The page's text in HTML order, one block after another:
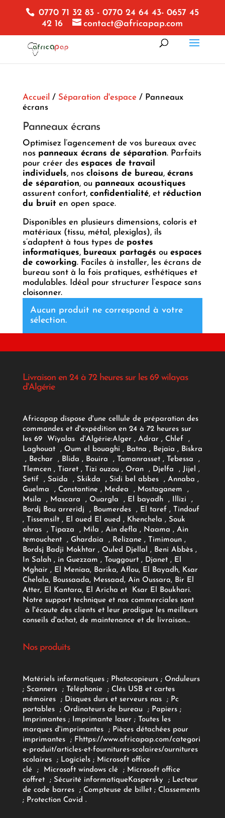
0770 71 32 83 - 0770 24 64 43- 0657 45
42 16
contact@africapap.com
Accueil / Séparation d'espace/ Panneaux
écrans
Panneaux écrans
Optimisez l’agencement de vos bureaux avec
nos panneaux écrans de séparation. Parfaits
pour créer des espaces de travail
individuels, nos cloisons de bureau, écrans
de séparation, ou panneaux acoustiques
assurent confort, confidentialité, et réduction
du bruiten open space.
Disponibles en plusieurs dimensions, coloris et
matériaux (tissu, métal, plexiglas), ils
s’adaptent à tous types de postes
informatiques, bureaux partagés ou espaces
de coworking. Faciles à installer, les écrans de
bureau sont à la fois pratiques, esthétiques et
modulables. Idéal pour structurer l’espace sans
cloisonner.
Aucun produit ne correspond à votre
sélection.
Livraison en 24 à 72 heures sur les 69 wilayas
d'Algérie
Africapap dispose d'une cellule de préparation des
commandes et d'expédition en 24 à 72 heures sur
les 69 Wiyalas d'Algérie:Alger , Adrar, Chlef ,
Laghouat , Oum el bouaghi , Batna , Bejaia , Biskra
, Bechar , Blida , Bouira , Tamanrasset , Tebessa ,
Tlemcen , Tiaret , Tizi ouzou , Oran , Djelfa , Jijel ,
Setif , Saida , Skikda , Sidi bel abbes , Annaba ,
Guelma , Constantine , Medea , Mostaganem ,
Msila , Mascara , Ouargla , El bayadh , Illizi ,
Bordj Bou arreridj , Boumerdes , El taref , Tindouf
, Tissemsilt , El oued El oued , Khenchela , Souk
ahras , Tipaza , Mila , Ain defla , Naama , Ain
temouchent , Ghardaia , Relizane , Timimoun ,
Bordsj Badji Mokhtar , Ouled Djellal , Beni Abbès ,
In Salah , in Guezzam , Touggourt , Djanet , El
Mghair , El Meniaa, Barika, Aflou, El Bayadh, Ksar
Chelala, Boussaada, Messaad, Ain Oussara, Bir El
Atter, El Kantara, El Aricha et Ksar El Boukhari.
Notre support technique et nos commerciales sont
à l'écoute des clients et leur prodigue les meilleurs
conseils d'achat, de maintenance et de livraison...
Nos produits
Matériels informatiques; Photocopieurs; Onduleurs
; Scanners ; Téléphonie ; Clés USB et cartes
mémoires
; Disques durs et serveurs nas ; Pc
portables
; Ordinateurs de bureau ; Papiers;
Imprimantes;Imprimante laser; Toutes les
marques d'imprimantes
; Pièces détachées pour
imprimantes
; Fhttps://www.africapap.com/categori
e-produit/articles-et-fournitures-scolaires/ournitures
scolaires; Logiciels ; Microsoft office
clé
; Microsoft windows clé; Microsoft office
coffret ; Sécurité informatiqueKaspersky ; Lecteur
de code barres
; Compteuse de billet; Classements
; Protection Covid .